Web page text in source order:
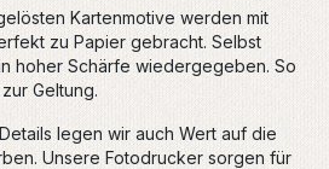
Kartenmotive werden mit
zu Papier gebracht. Selbst
hoher Schärfe wiedergegeben. So
Geltung.
legen wir auch Wert auf die
Unsere Fotodrucker sorgen für